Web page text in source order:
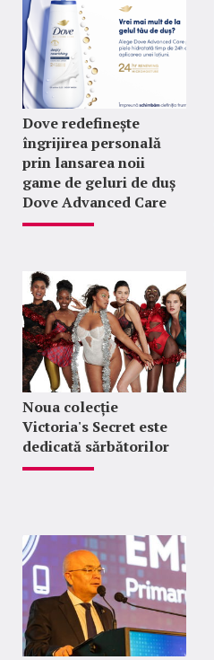
Dove redefinește
îngrijirea personală
prin lansarea noii
game de geluri de duș
Dove Advanced Care
Noua colecție
Victoria's Secret este
dedicată sărbătorilor